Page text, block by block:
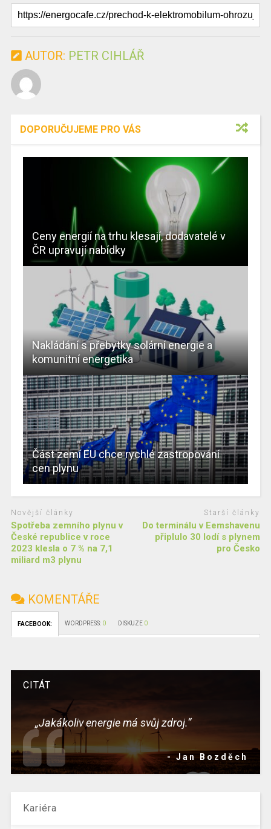
AUTOR: PETR CIHLÁŘ
DOPORUČUJEME PRO VÁS
Ceny energií na trhu klesají, dodavatelé v
ČR upravují nabídky
Nakládání s přebytky solární energie a
komunitní energetika
Část zemí EU chce rychlé zastropování
cen plynu
Novější články
Spotřeba zemního plynu v
České republice v roce
2023 klesla o 7 % na 7,1
miliard m3 plynu
Starší články
Do terminálu v Eemshavenu
připlulo 30 lodí s plynem
pro Česko
KOMENTÁŘE
FACEBOOK: WORDPRESS: 0 DISKUZE 0
CITÁT
„Jakákoliv energie má svůj zdroj.“
- Jan Bozděch
Kariéra